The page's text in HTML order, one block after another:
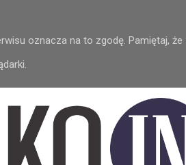
oznacza na to zgodę. Pamiętaj, że